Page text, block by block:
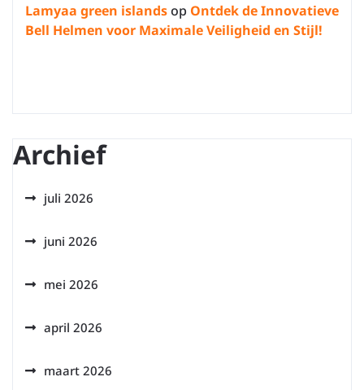
Lamyaa green islandsop Ontdek de Innovatieve
Bell Helmen voor Maximale Veiligheid en Stijl!
Archief
juli 2026
juni 2026
mei 2026
april 2026
maart 2026